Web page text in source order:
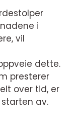
i
vil
dette.
presterer
over tid, er
av.